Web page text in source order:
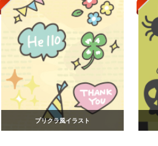
プリクラ風イラスト